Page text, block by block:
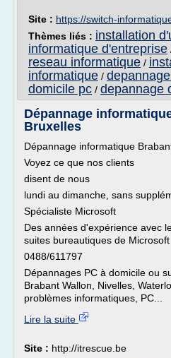
Site : https://switch-
Thèmes liés : installation
informatique d'entreprise
reseau informatique /
informatique /
domicile pc / depannage
Dépannage
Bruxelles
Dépannage informatique
Voyez ce que nos clients
disent de nous
lundi au dimanche, sans
Spécialiste Microsoft
Des années d'expérience avec
suites bureautiques de Microsoft
0488/611797
Dépannages PC à domicile ou
Brabant Wallon, Nivelles,
problèmes informatiques, PC...
Lire la suite
Site : http://itrescue.be